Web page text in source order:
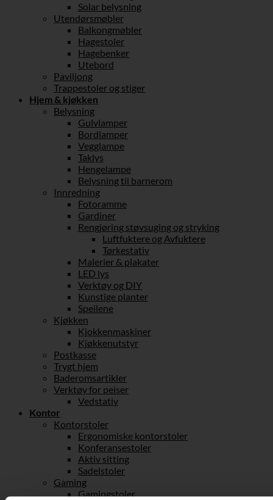
Solar belysning
Utendørsmøbler
Balkongmøbler
Hagestoler
Hagebenker
Utebord
Paviljong
Trappestoler og stiger
Hjem & kjøkken
Belysning
Gulvlamper
Bordlamper
Vegglampe
Taklys
Hengelampe
Belysning til barnerom
Innredning
Fotoramme
Gardiner
Rengjøring støvsuging og stryking
Luftfuktere og Avfuktere
Tørkestativ
Malerier & plakater
LED lys
Verktøy og DIY
Kunstige planter
Speilene
Kjøkken
Kjokkenmaskiner
Kjøkkenutstyr
Postkasse
Trygt hjem
Baderomsartikler
Verktøy for peiser
Vedstativ
Kontor
Kontorstoler
Ergonomiske kontorstoler
Konferansestoler
Aktiv sitting
Sadelstoler
Gaming
Gamingstoler